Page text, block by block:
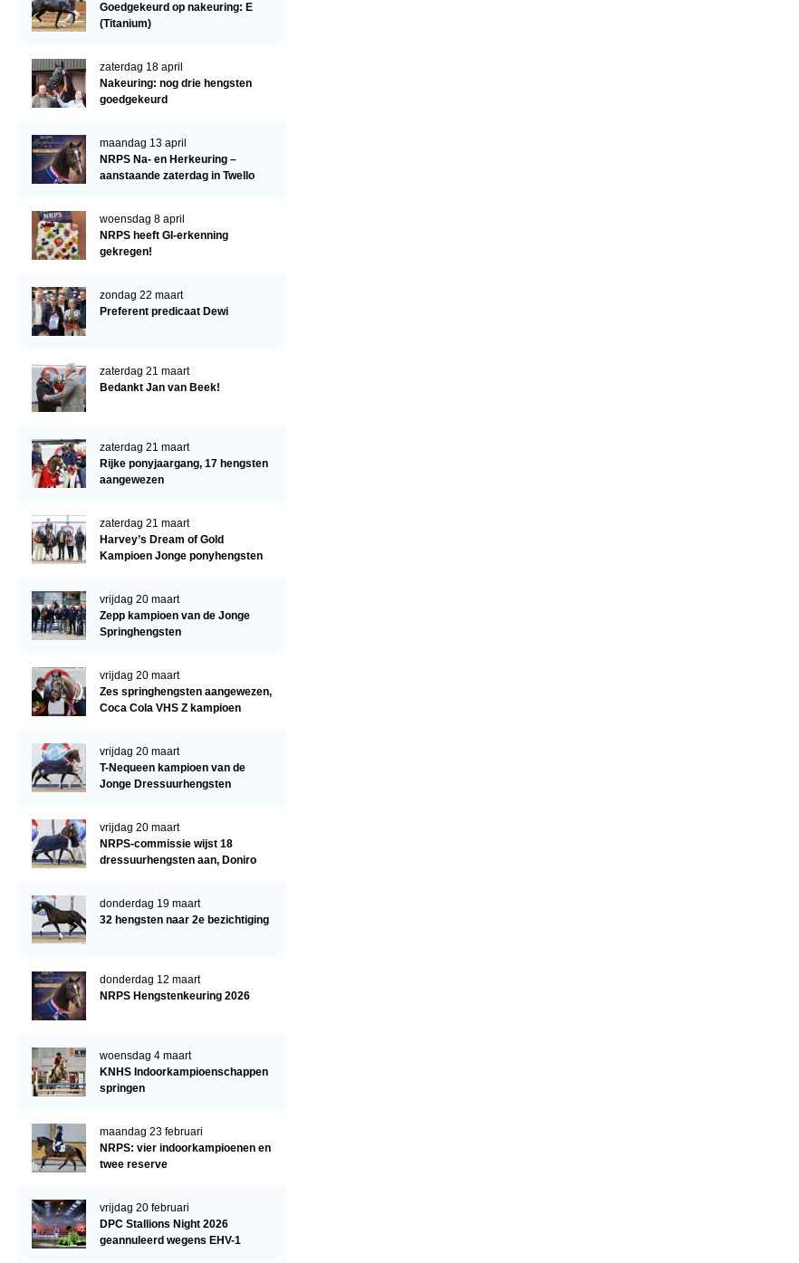
Verrichtingsonderzoek 2023-2024
Verrichtingsonderzoek 2021-2022
Verrichtingsonderzoek 2020-2021
Verrichtingsonderzoek 2019-2020
Sport
Inloggen
REGIO'S
Regio Noord
Bestuur Regio Noord
Regio Midden
Regio West
Regio Zuid
Bestuur Regio Zuid
KALENDER
ACCOUNT AANMAKEN
Goedgekeurd op nakeuring: E
(Titanium)
zaterdag 18 april
Nakeuring: nog drie hengsten
goedgekeurd
maandag 13 april
NRPS Na- en Herkeuring –
aanstaande zaterdag in Twello
woensdag 8 april
NRPS heeft GI-erkenning
gekregen!
zondag 22 maart
Preferent predicaat Dewi
zaterdag 21 maart
Bedankt Jan van Beek!
zaterdag 21 maart
Rijke ponyjaargang, 17 hengsten
aangewezen
zaterdag 21 maart
Harvey’s Dream of Gold
Kampioen Jonge ponyhengsten
vrijdag 20 maart
Zepp kampioen van de Jonge
Springhengsten
vrijdag 20 maart
Zes springhengsten aangewezen,
Coca Cola VHS Z kampioen
vrijdag 20 maart
T-Nequeen kampioen van de
Jonge Dressuurhengsten
vrijdag 20 maart
NRPS-commissie wijst 18
dressuurhengsten aan, Doniro
donderdag 19 maart
32 hengsten naar 2e bezichtiging
donderdag 12 maart
NRPS Hengstenkeuring 2026
woensdag 4 maart
KNHS Indoorkampioenschappen
springen
maandag 23 februari
NRPS: vier indoorkampioenen en
twee reserve
vrijdag 20 februari
DPC Stallions Night 2026
geannuleerd wegens EHV-1